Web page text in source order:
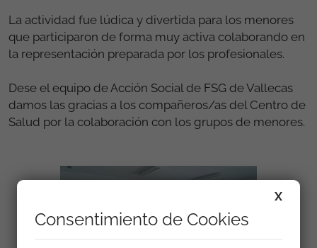
La actividad fue lúdica y divertida para los menores
que participaron de forma muy activa colaborando en
la representación preparada por los profesionales.
Dese el equipo de Acción Social de FSG de Vallecas
damos las gracias a los compañeros/as del Centro de
Salud por la colaboración con los grupos de menores.
X
Consentimiento de Cookies